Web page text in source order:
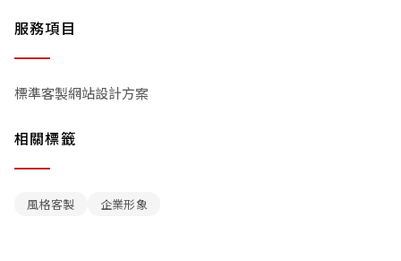
服務項目
標準客製網站設計方案
相關標籤
風格客製 企業形象